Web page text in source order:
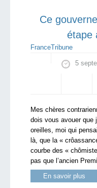
Ce
étape
FranceTribune
5
Mes chères
dois vous avouer que
oreilles, moi qui
là, que la «
courbe des «
pas que l’ancien
En savoir plus